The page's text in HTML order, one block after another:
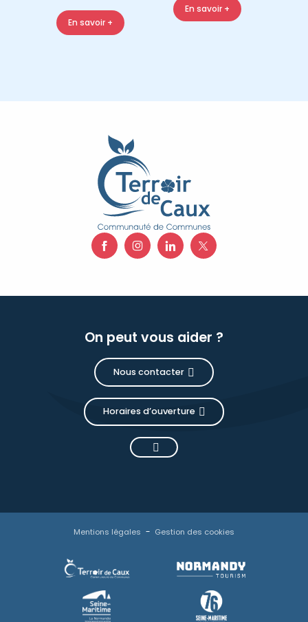
En savoir +
En savoir +
On peut vous aider ?
Nous contacter
Horaires d’ouverture
Mentions légales Gestion des cookies